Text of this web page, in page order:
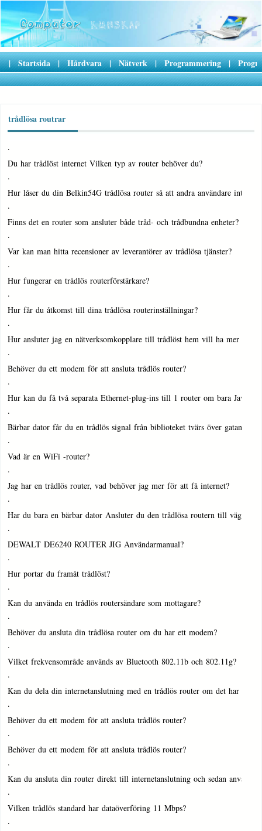
| Startsida | Hårdvara | Nätverk | Programmering |
trådlösa routrar
·
Du har trådlöst internet Vilken typ av router behöver du?
·
Hur låser du din Belkin54G trådlösa router så att andra användare inte
·
Finns det en router som ansluter både tråd- och trådbundna enheter?
·
Var kan man hitta recensioner av leverantörer av trådlösa tjänster?
·
Hur fungerar en trådlös routerförstärkare?
·
Hur får du åtkomst till dina trådlösa routerinställningar?
·
Hur ansluter jag en nätverksomkopplare till trådlöst hem vill ha mer än
·
Behöver du ett modem för att ansluta trådlös router?
·
Hur kan du få två separata Ethernet-plug-ins till 1 router om bara Jave
·
Bärbar dator får du en trådlös signal från biblioteket tvärs över gatan m…
·
Vad är en WiFi -router?
·
Jag har en trådlös router, vad behöver jag mer för att få internet?
·
Har du bara en bärbar dator Ansluter du den trådlösa routern till väggen?
·
DEWALT DE6240 ROUTER JIG Användarmanual?
·
Hur portar du framåt trådlöst?
·
Kan du använda en trådlös routersändare som mottagare?
·
Behöver du ansluta din trådlösa router om du har ett modem?
·
Vilket frekvensområde används av Bluetooth 802.11b och 802.11g?
·
Kan du dela din internetanslutning med en trådlös router om det har
·
Behöver du ett modem för att ansluta trådlös router?
·
Behöver du ett modem för att ansluta trådlös router?
·
Kan du ansluta din router direkt till internetanslutning och sedan
·
Vilken trådlös standard har dataöverföring 11 Mbps?
·